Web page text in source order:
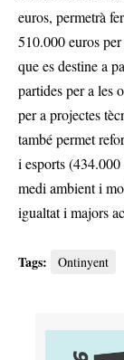
euros, permetrà
510.000 euros
que es destine a
partides per a les
per a projectes
també permet
i esports
medi ambient i
igualtat i majors
Tags: Ontinyent